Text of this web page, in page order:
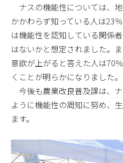
ナスの機能性については、
かかわらず知っている人は23
は機能性を認知している関係
はないかと想定されました。
意欲が上がると答えた人は70
くことが明らかになりました。
今後も農業改良普及課は、
ように機能性の周知に努め、
ます。